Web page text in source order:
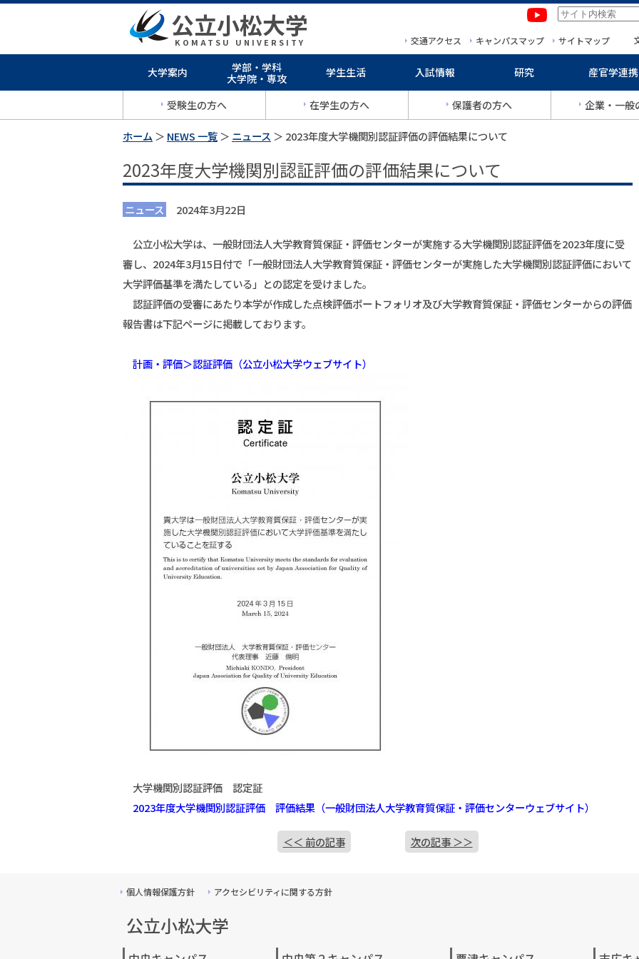
公立小松大学
KOMATSU UNIVERSITY 交通アクセス キャンパスマップ サイトマップ
大学案内
学部・学科
大学院・専攻
学生生活 入試情報 研究 産官学連携
受験生の方へ 在学生の方へ 保護者の方へ 企業・一般
ホーム ＞ NEWS 一覧 ＞ ニュース ＞ 2023年度大学機関別認証評価の評価結果について
2023年度大学機関別認証評価の評価結果について
ニュース 2024年3月22日
公立小松大学は、一般財団法人大学教育質保証・評価センターが実施する大学機関別認証評価を2023年度に受
審し、2024年3月15日付で「一般財団法人大学教育質保証・評価センターが実施した大学機関別認証評価において
大学評価基準を満たしている」との認定を受けました。
認証評価の受審にあたり本学が作成した点検評価ポートフォリオ及び大学教育質保証・評価センターからの評価
報告書は下記ページに掲載しております。
計画・評価＞認証評価（公立小松大学ウェブサイト）
大学機関別認証評価 認定証
2023年度大学機関別認証評価 評価結果（一般財団法人大学教育質保証・評価センターウェブサイト）
＜＜ 前の記事 次の記事 ＞＞
個人情報保護方針 アクセシビリティに関する方針
公立小松大学